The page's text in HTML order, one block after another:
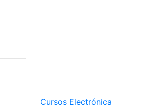
Cursos Electrónica